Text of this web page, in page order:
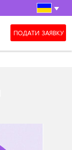
ПОДАТИ ЗАЯВКУ